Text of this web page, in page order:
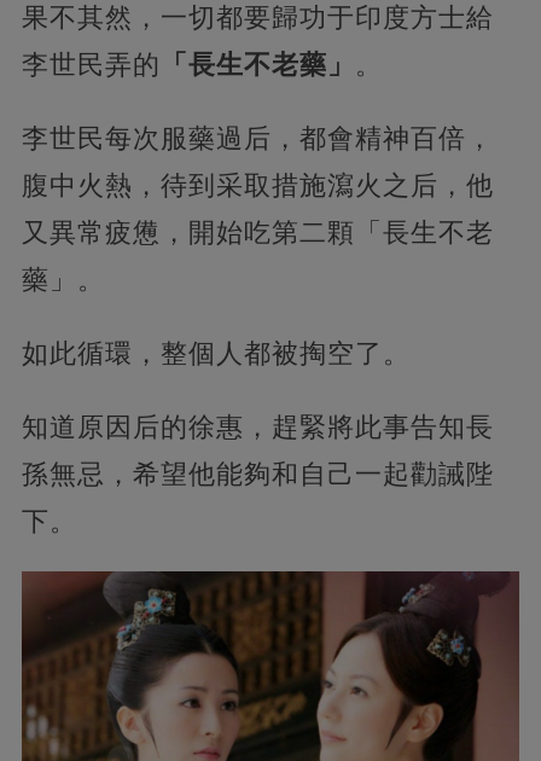
果不其然，一切都要歸功于印度方士給
李世民弄的
「長生不老藥」 。
李世民每次服藥過后，都會精神百倍，
腹中火熱，待到采取措施瀉火之后，他
又異常疲憊，開始吃第二顆「長生不老
藥」。
如此循環，整個人都被掏空了。
知道原因后的徐惠，趕緊將此事告知長
孫無忌，希望他能夠和自己一起勸誡陛
下。